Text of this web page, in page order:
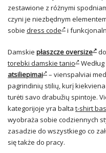
zestawione z różnymi
czyni je niezbędnym
sobie dress code i
Damskie płaszcze oversize
torebki damskie tanio
atsiliepimai
– vienspalviai
pagrindinių stilių, kurį
turėti savo drabužių spintoje.
kategorijoje yra balta t-shirt
wyobraża sobie codziennych
zasadzie do wszystkiego co
się także do pracy.